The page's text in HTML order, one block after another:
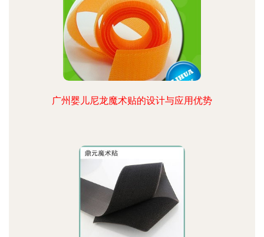
广州婴儿尼龙魔术贴的设计与应用优势